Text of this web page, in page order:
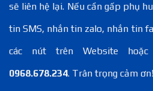
sẽ liên hệ lại. Nếu cần gấp phụ
tin SMS, nhắn tin zalo, nhắn tin
các nút trên Website
0968.678.234. Trân trọng cảm ơn!